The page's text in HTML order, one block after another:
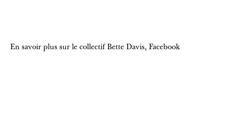
En savoir plus sur le collectif Bette Davis, Facebook